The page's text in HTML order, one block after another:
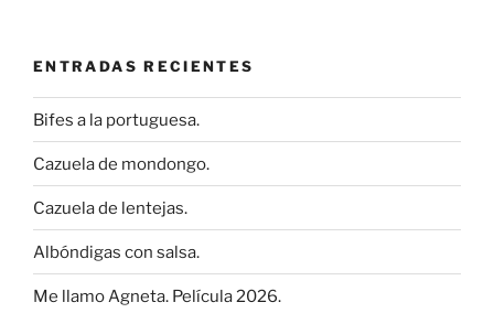
ENTRADAS RECIENTES
Bifes a la portuguesa.
Cazuela de mondongo.
Cazuela de lentejas.
Albóndigas con salsa.
Me llamo Agneta. Película 2026.